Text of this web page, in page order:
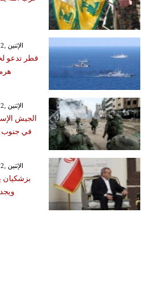
GMT 05:45 2026 الإثنين ,22 حزيران / يونيو
قطر تدعو
GMT 05:39 2026 الإثنين ,22 حزيران / يونيو
الجيش
في جنوب
GMT 05:29 2026 الإثنين ,22 حزيران / يونيو
بزشكيان